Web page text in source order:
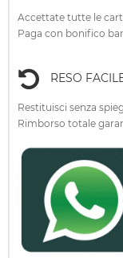
Accettate tutte le
Paga con bonifico
RESO
Restituisci senza
Rimborso totale